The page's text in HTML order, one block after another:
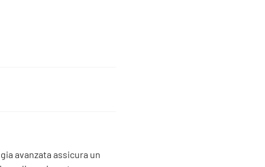
avanzata assicura un